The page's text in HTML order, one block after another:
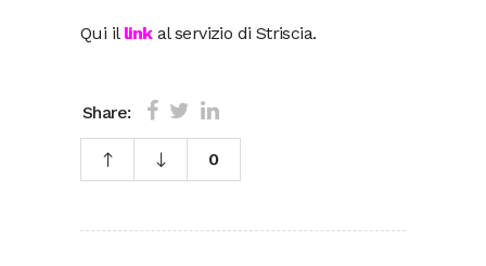
Qui il linkal servizio di Striscia.
Share:
0